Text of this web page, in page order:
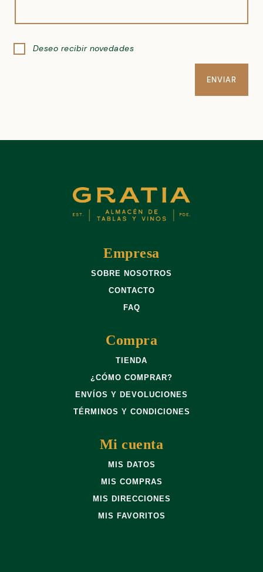
Deseo recibir novedades
Empresa
SOBRE NOSOTROS
CONTACTO
FAQ
Compra
TIENDA
¿CÓMO COMPRAR?
ENVÍOS Y DEVOLUCIONES
TÉRMINOS Y CONDICIONES
Mi cuenta
MIS DATOS
MIS COMPRAS
MIS DIRECCIONES
MIS FAVORITOS